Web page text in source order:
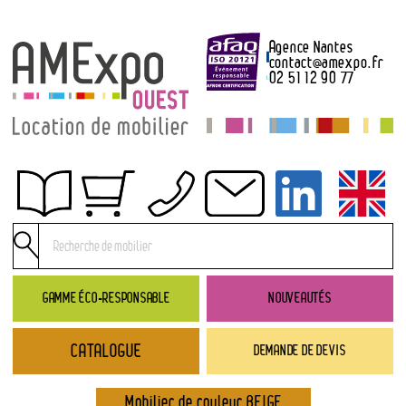
GAMME ÉCO-RESPONSABLE NOUVEAUTÉS
DEMANDE DE DEVIS
Agence Nantes
contact@amexpo.fr
02 51 12 90 77
Obtenir un devis
Conditions générales de location
Conditions de règlement
Contact
Catalogue
→ Nouveautés
CATALOGUE
Mobilier de couleur BEIGE